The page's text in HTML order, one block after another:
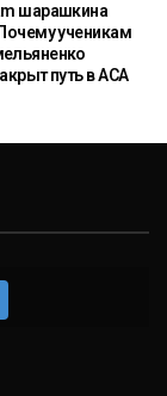
шарашкина
ученикам
путь в ACA